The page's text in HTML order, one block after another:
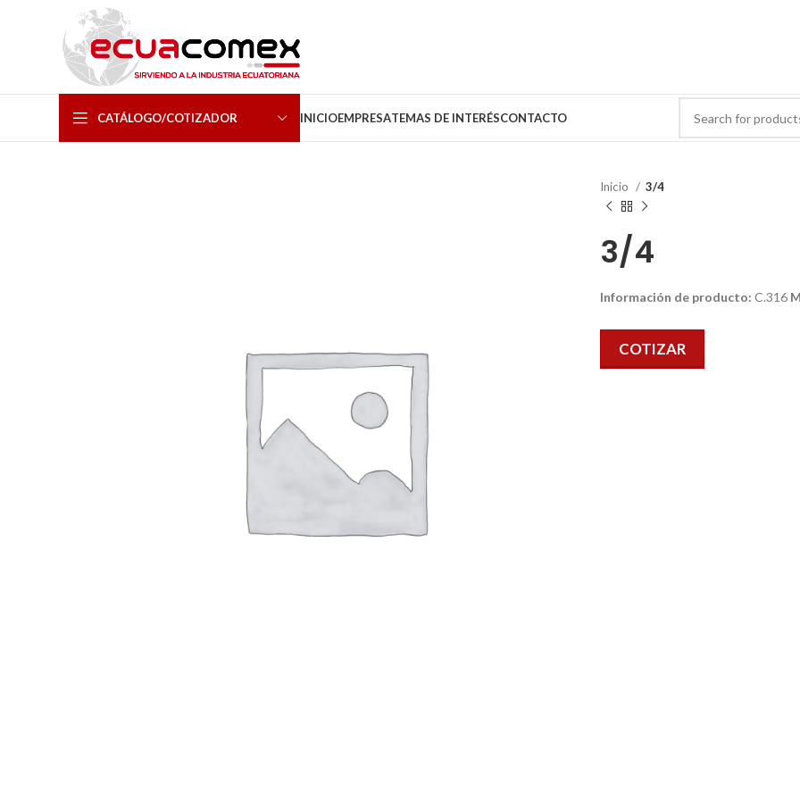
CATÁLOGO/COTIZADOR INICIOEMPRESATEMAS DE INTERÉSCONTACTO
Inicio 3/4
3/4
Información de producto: C.316
COTIZAR